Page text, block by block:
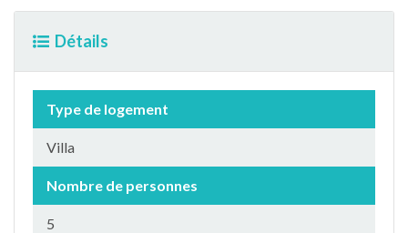
Détails
Type de logement
Villa
Nombre de personnes
5